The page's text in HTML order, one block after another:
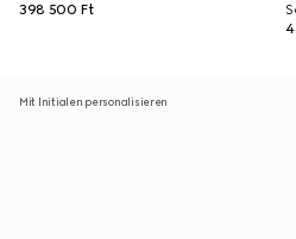
398 500 Ft
Mit Initialen personalisieren